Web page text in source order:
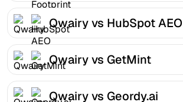
Qwairy vs HubSpot AEO
Qwairy vs GetMint
Qwairy vs Geordy.ai